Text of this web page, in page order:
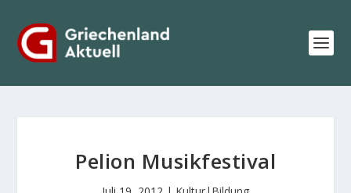
Pelion Musikfestival